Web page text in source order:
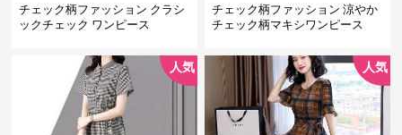
チェック柄ファッション クラシ
ックチェック ワンピース
チェック柄ファッション 涼やか
チェック柄マキシワンピース
人気 人気